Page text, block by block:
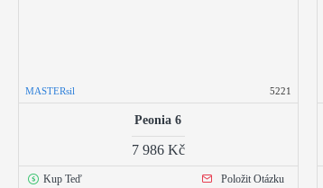
MASTERsil 5221
Peonia 6
7 986 Kč
Kup Teď Položit Otázku